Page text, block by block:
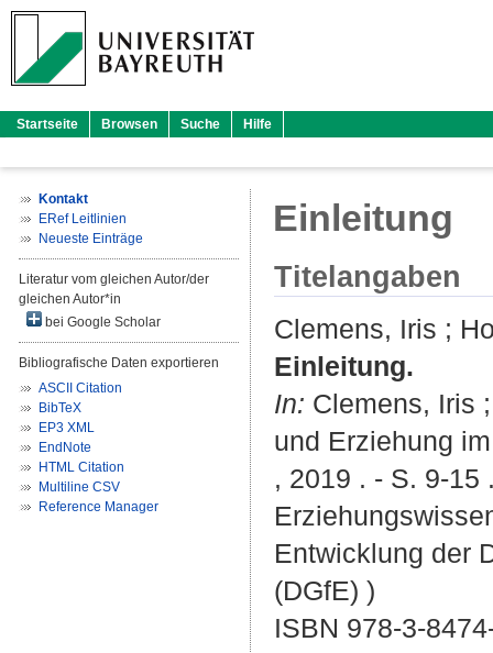
Startseite Browsen Suche Hilfe
Kontakt
ERef Leitlinien
Neueste Einträge
Literatur vom gleichen Autor/der
gleichen Autor*in
bei Google Scholar
Bibliografische Daten exportieren
ASCII Citation
BibTeX
EP3 XML
EndNote
HTML Citation
Multiline CSV
Reference Manager
Einleitung
Titelangaben
Clemens, Iris ;
Einleitung.
In: Clemens, Iris
und Erziehung
, 2019 . - S. 9-15
Entwicklung der
(DGfE) )
ISBN 978-3-